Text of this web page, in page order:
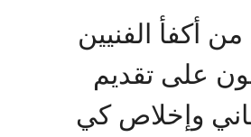
أكفأ الفنيين
على تقديم
وإخلاص كي